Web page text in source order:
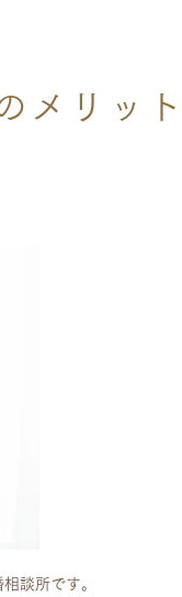
メリット
談所です。